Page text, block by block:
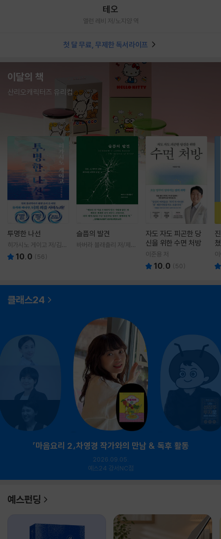
테오
앨런 레비 저/노지양 역
첫 달 무료, 무제한 독서라이프
이달의 책
산리오캐릭터즈 유리컵
투명한 나선
히가시노 게이고 저/김선
영 역10.0 (56)
슬픔의 발견
바버라 블래츨리 저/제효
자도 자도 피곤한 당
신을 위한 수면 처방
이준용 저
10.0 (50)
클래스24
『마음요리 2』차영경 작가와의 만남 & 독후 활동
2026.09.05.
예스24 강서NC점
예스펀딩